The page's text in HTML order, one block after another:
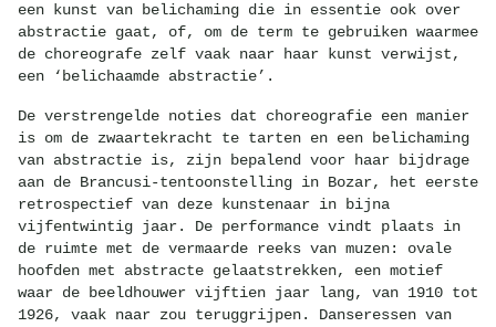
een kunst van belichaming die in essentie ook over
abstractie gaat, of, om de term te gebruiken waarmee
de choreografe zelf vaak naar haar kunst verwijst,
een ‘belichaamde abstractie’.
De verstrengelde noties dat choreografie een manier
is om de zwaartekracht te tarten en een belichaming
van abstractie is, zijn bepalend voor haar bijdrage
aan de Brancusi-tentoonstelling in Bozar, het eerste
retrospectief van deze kunstenaar in bijna
vijfentwintig jaar. De performance vindt plaats in
de ruimte met de vermaarde reeks van muzen: ovale
hoofden met abstracte gelaatstrekken, een motief
waar de beeldhouwer vijftien jaar lang, van 1910 tot
1926, vaak naar zou teruggrijpen. Danseressen van